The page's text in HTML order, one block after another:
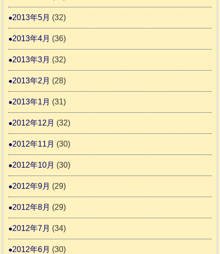
2013年5月 (32)
2013年4月 (36)
2013年3月 (32)
2013年2月 (28)
2013年1月 (31)
2012年12月 (32)
2012年11月 (30)
2012年10月 (30)
2012年9月 (29)
2012年8月 (29)
2012年7月 (34)
2012年6月 (30)